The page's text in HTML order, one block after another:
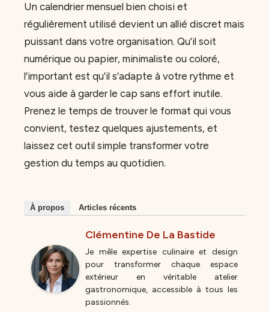
Un calendrier mensuel bien choisi et
régulièrement utilisé devient un allié discret mais
puissant dans votre organisation. Qu’il soit
numérique ou papier, minimaliste ou coloré,
l’important est qu’il s’adapte à votre rythme et
vous aide à garder le cap sans effort inutile.
Prenez le temps de trouver le format qui vous
convient, testez quelques ajustements, et
laissez cet outil simple transformer votre
gestion du temps au quotidien.
À propos Articles récents
Clémentine De La Bastide
Je mêle expertise culinaire et design
pour transformer chaque espace
extérieur en véritable atelier
gastronomique, accessible à tous les
passionnés.